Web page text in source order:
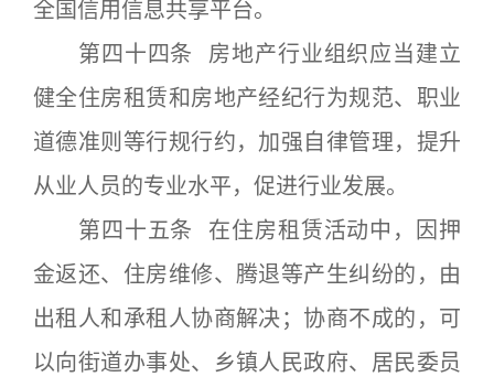
全国信用信息共享平台。
第四十四条 房地产行业组织应当建立
健全住房租赁和房地产经纪行为规范、职业
道德准则等行规行约，加强自律管理，提升
从业人员的专业水平，促进行业发展。
第四十五条 在住房租赁活动中，因押
金返还、住房维修、腾退等产生纠纷的，由
出租人和承租人协商解决；协商不成的，可
以向街道办事处、乡镇人民政府、居民委员